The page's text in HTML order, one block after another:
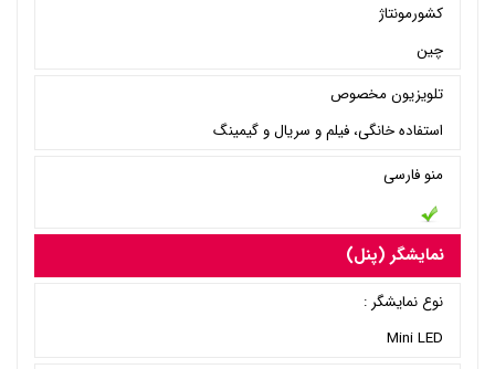
کشورمونتاژ
چین
تلویزیون مخصوص
استفاده خانگی، فیلم و سریال و گیمینگ
منو فارسی
نمایشگر (پنل)
نوع نمایشگر :
Mini LED